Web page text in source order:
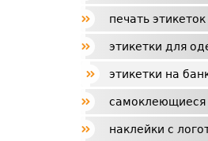
печать этикеток
этикетки для
этикетки на
самоклеющиеся
наклейки с